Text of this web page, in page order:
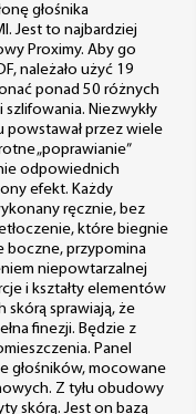
głośnika
Jest to najbardziej
Proximy. Aby go
należało użyć 19
ponad 50 różnych
Niezwykły
powstawał przez wiele
„poprawianie”
odpowiednich
efekt. Każdy
ręcznie, bez
które biegnie
boczne, przypomina
niepowtarzalnej
i kształty elementów
sprawiają, że
finezji. Będzie z
Panel
głośników, mocowane
Z tyłu obudowy
skórą. Jest on bazą